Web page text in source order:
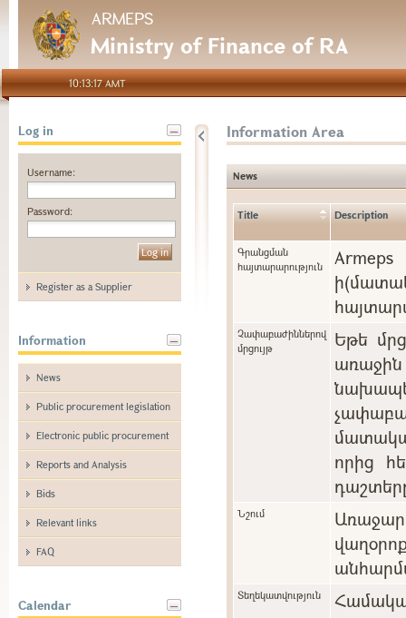
ARMEPS
Ministry of Finance of RA
10:13:17 AMT
Log in
Username:
Password:
Register as a Supplier
Information
News
Public procurement legislation
Electronic public procurement
Reports and Analysis
Bids
Relevant links
FAQ
Calendar
Information Area
News
Title Description
Գրանցման
հայտարարություն
Չափաբաժիններով
մրցույթ
Եթե
առաջին
որից
Նշում
Տեղեկատվություն